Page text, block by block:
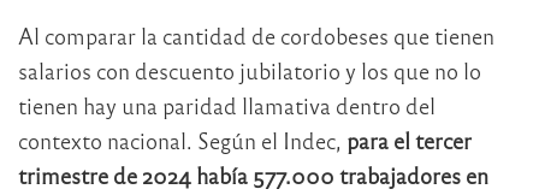
Al comparar la cantidad de cordobeses que tienen
salarios con descuento jubilatorio y los que no lo
tienen hay una paridad llamativa dentro del
contexto nacional. Según el Indec, para el tercer
trimestre de 2024 había 577.000 trabajadores en